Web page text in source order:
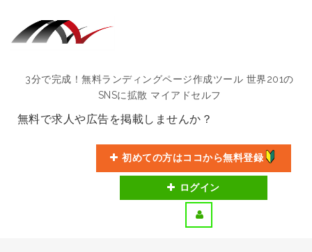
3分で完成！無料ランディングページ作成ツール 世界201の
SNSに拡散 マイアドセルフ
無料で求人や広告を掲載しませんか？
初めての方はココから無料登録
ログイン